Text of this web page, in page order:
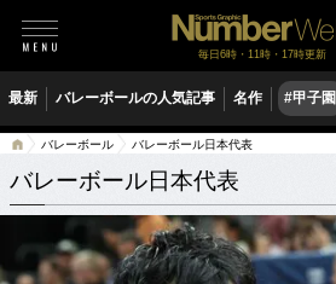
毎日6時・11時・17時更新
最新 バレーボールの人気記事 名作 #甲子園
バレーボール バレーボール日本代表
バレーボール日本代表